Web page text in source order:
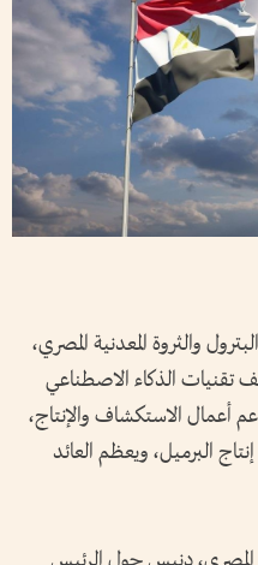
والثروة المعدنية المصري،
تقنيات الذكاء الاصطناعي
أعمال الاستكشاف والإنتاج،
البرميل، ويعظم العائد